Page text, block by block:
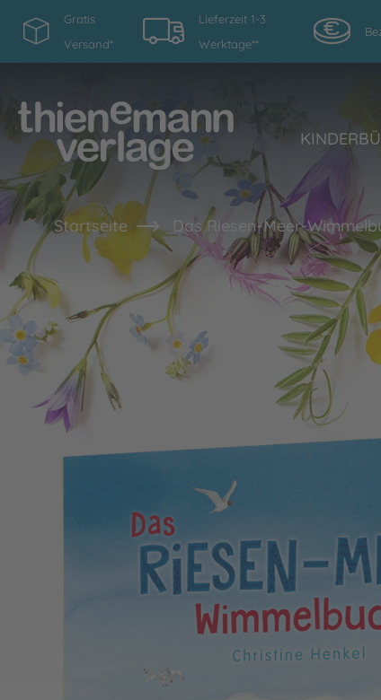
Gratis
Versand*
Lieferzeit 1-3
Werktage**
Startseite Das Riesen-Meer-